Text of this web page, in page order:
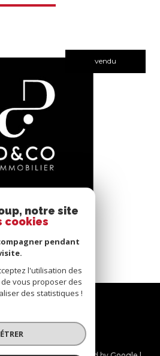
vendu
voir le bien
Nous
notre site
cookies
pendant
l'utilisation des
vous proposer des
des statistiques !